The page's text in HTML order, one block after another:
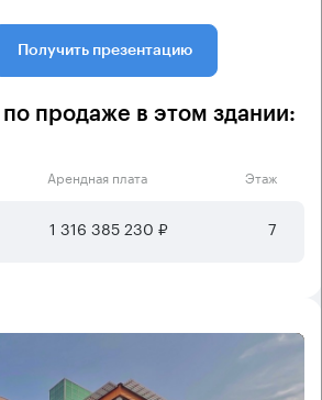
Получить презентацию
продаже в этом здании:
Арендная плата Этаж
1 316 385 230 ₽ 7